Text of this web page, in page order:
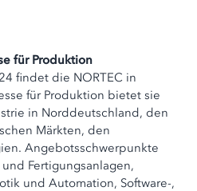
für Produktion
findet die NORTEC in
für Produktion bietet sie
in Norddeutschland, den
Märkten, den
Angebotsschwerpunkte
Fertigungsanlagen,
und Automation, Software-,